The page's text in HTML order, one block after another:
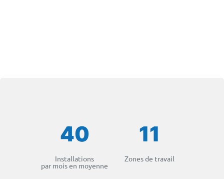
40
Installations
par mois en moyenne
11
Zones de travail